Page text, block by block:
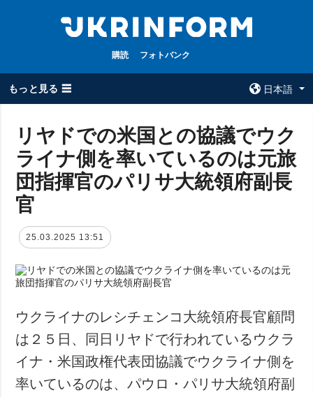
購読 フォトバンク
もっと見る ☰
日本語
全てのトピック
戦争
経済・復興
防衛
社会・文化
スポーツ
犯罪
事故・緊急事態
ウクルインフォ
ルム
ウクルインフォル
追加 サービス
リヤドでの米国との協議でウク
ライナ側を率いているのは元旅
団指揮官のパリサ大統領府副長
官
25.03.2025 13:51
ウクライナのレシチェンコ大統領府長官顧問
は２５日、同日リヤドで行われているウクラ
イナ・米国政権代表団協議でウクライナ側を
率いているのは、パウロ・パリサ大統領府副